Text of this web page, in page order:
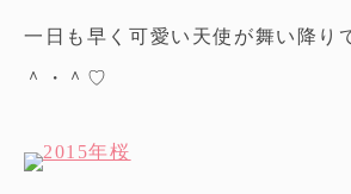
一日も早く可愛い天使が舞い降り
＾・＾♡